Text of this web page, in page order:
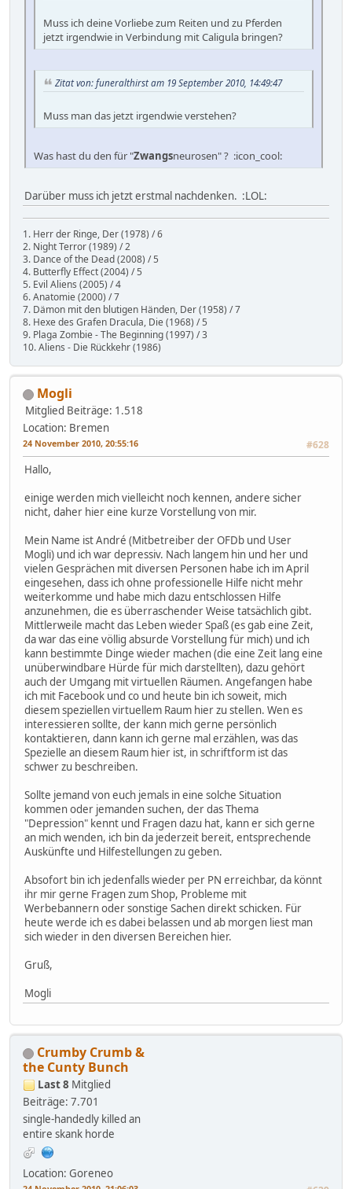
Muss ich deine Vorliebe zum Reiten und zu Pferden
jetzt irgendwie in Verbindung mit Caligula bringen?
Zitat von: funeralthirst am 19 September 2010, 14:49:47
Muss man das jetzt irgendwie verstehen?
Was hast du den für "Zwangsneurosen" ? :icon_cool:
Darüber muss ich jetzt erstmal nachdenken. :LOL:
1. Herr der Ringe, Der (1978) / 6
2. Night Terror (1989) / 2
3. Dance of the Dead (2008) / 5
4. Butterfly Effect (2004) / 5
5. Evil Aliens (2005) / 4
6. Anatomie (2000) / 7
7. Dämon mit den blutigen Händen, Der (1958) / 7
8. Hexe des Grafen Dracula, Die (1968) / 5
9. Plaga Zombie - The Beginning (1997) / 3
10. Aliens - Die Rückkehr (1986)
Mogli
Mitglied Beiträge: 1.518
Location: Bremen
24 November 2010, 20:55:16 #628
Hallo,
einige werden mich vielleicht noch kennen, andere sicher
nicht, daher hier eine kurze Vorstellung von mir.
Mein Name ist André (Mitbetreiber der OFDb und User
Mogli) und ich war depressiv. Nach langem hin und her und
vielen Gesprächen mit diversen Personen habe ich im April
eingesehen, dass ich ohne professionelle Hilfe nicht mehr
weiterkomme und habe mich dazu entschlossen Hilfe
anzunehmen, die es überraschender Weise tatsächlich gibt.
Mittlerweile macht das Leben wieder Spaß (es gab eine Zeit,
da war das eine völlig absurde Vorstellung für mich) und ich
kann bestimmte Dinge wieder machen (die eine Zeit lang eine
unüberwindbare Hürde für mich darstellten), dazu gehört
auch der Umgang mit virtuellen Räumen. Angefangen habe
ich mit Facebook und co und heute bin ich soweit, mich
diesem speziellen virtuellem Raum hier zu stellen. Wen es
interessieren sollte, der kann mich gerne persönlich
kontaktieren, dann kann ich gerne mal erzählen, was das
Spezielle an diesem Raum hier ist, in schriftform ist das
schwer zu beschreiben.
Sollte jemand von euch jemals in eine solche Situation
kommen oder jemanden suchen, der das Thema
"Depression" kennt und Fragen dazu hat, kann er sich gerne
an mich wenden, ich bin da jederzeit bereit, entsprechende
Auskünfte und Hilfestellungen zu geben.
Absofort bin ich jedenfalls wieder per PN erreichbar, da könnt
ihr mir gerne Fragen zum Shop, Probleme mit
Werbebannern oder sonstige Sachen direkt schicken. Für
heute werde ich es dabei belassen und ab morgen liest man
sich wieder in den diversen Bereichen hier.
Gruß,
Mogli
Crumby Crumb &
the Cunty Bunch
Last 8 Mitglied
Beiträge: 7.701
single-handedly killed an
entire skank horde
Location: Goreneo